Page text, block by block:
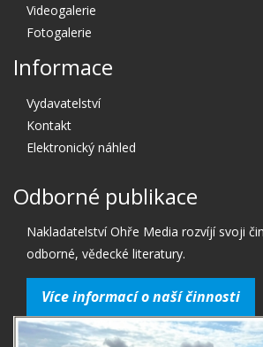
Videogalerie
Fotogalerie
Informace
Vydavatelství
Kontakt
Elektronický náhled
Odborné publikace
Nakladatelství Ohře Media rozvíjí svoji
odborné, vědecké literatury.
Více informací o naší činnosti